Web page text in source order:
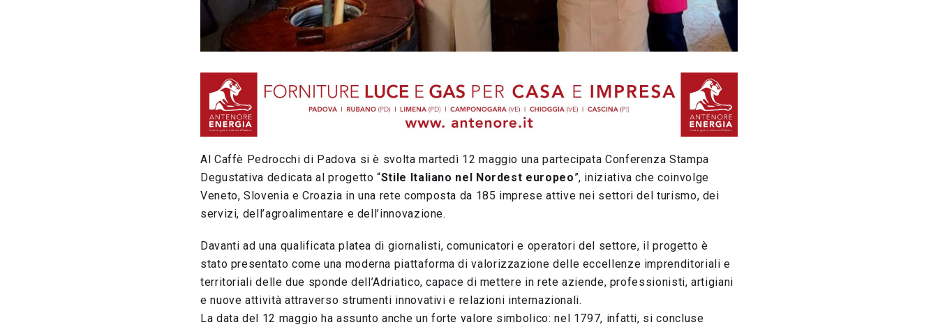
Al Caffè Pedrocchi di Padova si è svolta martedì 12 maggio una partecipata Conferenza Stampa
Degustativa dedicata al progetto “Stile Italiano nel Nordest europeo”, iniziativa che coinvolge
Veneto, Slovenia e Croazia in una rete composta da 185 imprese attive nei settori del turismo, dei
servizi, dell’agroalimentare e dell’innovazione.
Davanti ad una qualificata platea di giornalisti, comunicatori e operatori del settore, il progetto è
stato presentato come una moderna piattaforma di valorizzazione delle eccellenze imprenditoriali e
territoriali delle due sponde dell’Adriatico, capace di mettere in rete aziende, professionisti, artigiani
e nuove attività attraverso strumenti innovativi e relazioni internazionali.
La data del 12 maggio ha assunto anche un forte valore simbolico: nel 1797, infatti, si concluse